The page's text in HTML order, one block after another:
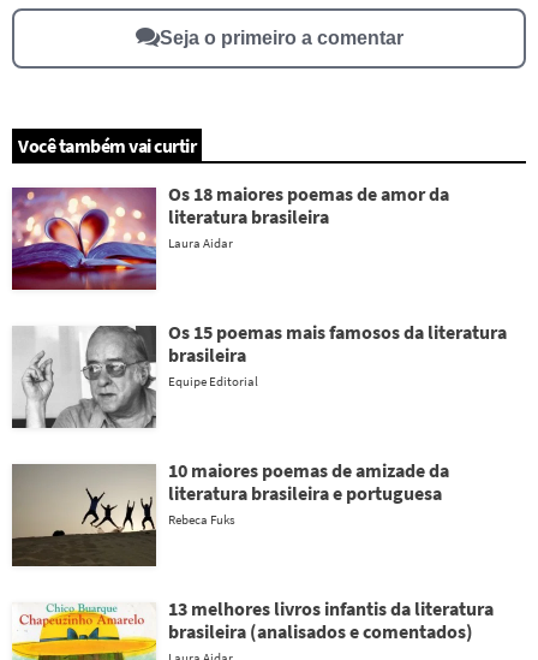
Outro
Seja o primeiro a comentar
Você também vai curtir
Os 18 maiores poemas de amor da
literatura brasileira
Laura Aidar
Os 15 poemas mais famosos da literatura
brasileira
Equipe Editorial
10 maiores poemas de amizade da
literatura brasileira e portuguesa
Rebeca Fuks
13 melhores livros infantis da literatura
brasileira (analisados e comentados)